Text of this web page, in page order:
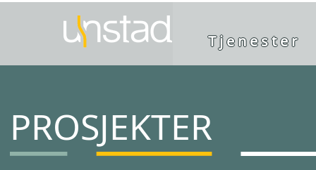
Tjenester
PROSJEKTER